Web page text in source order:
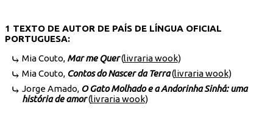
1 TEXTO DE AUTOR DE PAÍS DE LÍNGUA OFICIAL
PORTUGUESA:
Mia Couto, Mar me Quer(livraria wook)
Mia Couto, Contos do Nascer da Terra(livraria wook)
Jorge Amado, O Gato Molhado e a Andorinha Sinhá: uma
história de amor(livraria wook)